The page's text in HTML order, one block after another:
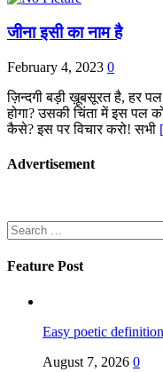
जीना इसी का नाम है
February 4, 2023 0
ज़िन्दगी बड़ी ख़ूबसूरत है, हर
होगा? उसकी चिंता में इस पल
कैसे? इस पर विचार करो! सभी
Advertisement
Search
for:
Feature Post
Easy poetic
August 7, 2026 0